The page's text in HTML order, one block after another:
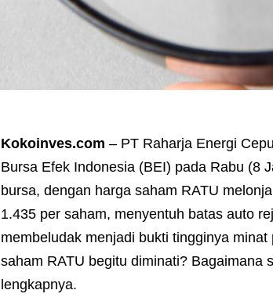
Kokoinves.com – PT Raharja Energi
Bursa Efek Indonesia (BEI) pada Rabu (8
bursa, dengan harga saham RATU
1.435 per saham, menyentuh batas auto
membeludak menjadi bukti tingginya
saham RATU begitu diminati? Bagaimana
lengkapnya.